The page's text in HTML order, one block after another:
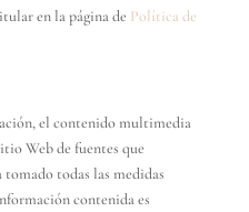
en la página de Política de
el contenido multimedia
Web de fuentes que
todas las medidas
contenida es